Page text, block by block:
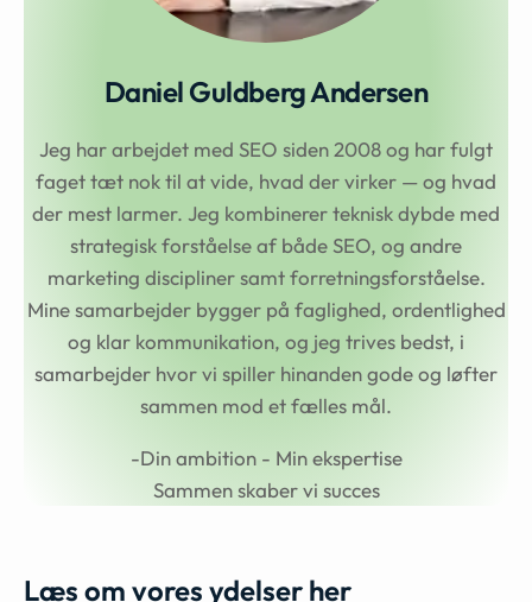
Daniel Guldberg Andersen
Jeg har arbejdet med SEO siden 2008 og har fulgt
faget tæt nok til at vide, hvad der virker — og hvad
der mest larmer. Jeg kombinerer teknisk dybde med
strategisk forståelse af både SEO, og andre
marketing discipliner samt forretningsforståelse.
Mine samarbejder bygger på faglighed, ordentlighed
og klar kommunikation, og jeg trives bedst, i
samarbejder hvor vi spiller hinanden gode og løfter
sammen mod et fælles mål.
-Din ambition - Min ekspertise
Sammen skaber vi succes
Læs om vores ydelser her